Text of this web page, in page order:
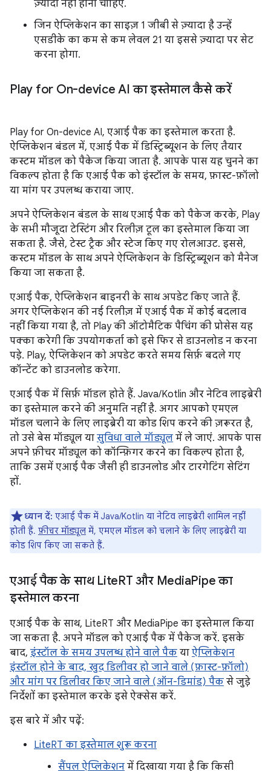
ज़्यादा नहीं होना चाहिए.
जिन ऐप्लिकेशन का साइज़ 1 जीबी से ज़्यादा है उन्हें
एसडीके का कम से कम लेवल 21 या इससे ज़्यादा पर सेट
करना होगा.
Play for On-device AI का इस्तेमाल कैसे करें
Play for On-device AI, एआई पैक का इस्तेमाल करता है.
ऐप्लिकेशन बंडल में, एआई पैक में डिस्ट्रिब्यूशन के लिए तैयार
कस्टम मॉडल को पैकेज किया जाता है. आपके पास यह चुनने का
विकल्प होता है कि एआई पैक को इंस्टॉल के समय, फ़ास्ट-फ़ॉलो
या मांग पर उपलब्ध कराया जाए.
अपने ऐप्लिकेशन बंडल के साथ एआई पैक को पैकेज करके, Play
के सभी मौजूदा टेस्टिंग और रिलीज़ टूल का इस्तेमाल किया जा
सकता है. जैसे, टेस्ट ट्रैक और स्टेज किए गए रोलआउट. इससे,
कस्टम मॉडल के साथ अपने ऐप्लिकेशन के डिस्ट्रिब्यूशन को मैनेज
किया जा सकता है.
एआई पैक, ऐप्लिकेशन बाइनरी के साथ अपडेट किए जाते हैं.
अगर ऐप्लिकेशन की नई रिलीज़ में एआई पैक में कोई बदलाव
नहीं किया गया है, तो Play की ऑटोमैटिक पैचिंग की प्रोसेस यह
पक्का करेगी कि उपयोगकर्ता को इसे फिर से डाउनलोड न करना
पड़े. Play, ऐप्लिकेशन को अपडेट करते समय सिर्फ़ बदले गए
कॉन्टेंट को डाउनलोड करेगा.
एआई पैक में सिर्फ़ मॉडल होते हैं. Java/Kotlin और नेटिव लाइब्रेरी
का इस्तेमाल करने की अनुमति नहीं है. अगर आपको एमएल
मॉडल चलाने के लिए लाइब्रेरी या कोड शिप करने की ज़रूरत है,
तो उसे बेस मॉड्यूल या सुविधा वाले मॉड्यूल में ले जाएं. आपके पास
अपने फ़ीचर मॉड्यूल को कॉन्फ़िगर करने का विकल्प होता है,
ताकि उसमें एआई पैक जैसी ही डाउनलोड और टारगेटिंग सेटिंग
हों.
ध्यान दें: एआई पैक में Java/Kotlin या नेटिव लाइब्रेरी शामिल नहीं
होती हैं. फ़ीचर मॉड्यूल में, एमएल मॉडल को चलाने के लिए लाइब्रेरी या
कोड शिप किए जा सकते हैं.
एआई पैक के साथ LiteRT और MediaPipe का
इस्तेमाल करना
एआई पैक के साथ, LiteRT और MediaPipe का इस्तेमाल किया
जा सकता है. अपने मॉडल को एआई पैक में पैकेज करें. इसके
बाद, इंस्टॉल के समय उपलब्ध होने वाले पैक या ऐप्लिकेशन
इंस्टॉल होने के बाद, खुद डिलीवर हो जाने वाले (फ़ास्ट-फ़ॉलो)
और मांग पर डिलीवर किए जाने वाले (ऑन-डिमांड) पैक से जुड़े
निर्देशों का इस्तेमाल करके इसे ऐक्सेस करें.
इस बारे में और पढ़ें:
LiteRT का इस्तेमाल शुरू करना
सैंपल ऐप्लिकेशन में दिखाया गया है कि किसी